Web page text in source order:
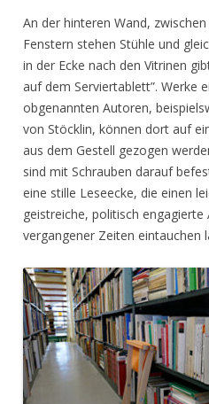
An der hinteren Wand, zwischen
Fenstern stehen Stühle und
in der Ecke nach den Vitrinen
auf dem Serviertablett”. Werke
obgenannten Autoren,
von Stöcklin, können dort auf
aus dem Gestell gezogen
sind mit Schrauben darauf
eine stille Leseecke, die einen
geistreiche, politisch engagierte
vergangener Zeiten eintauchen